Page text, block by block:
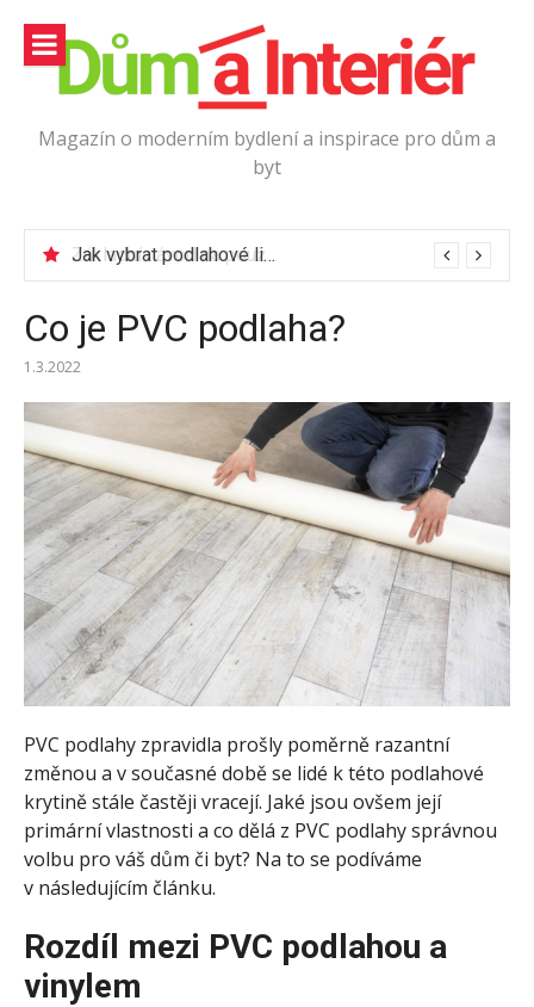
obsah
Magazín o moderním bydlení a inspirace pro dům a
byt
Jak vybrat podlahové lišty?
Co je PVC podlaha?
1.3.2022
PVC podlahy zpravidla prošly poměrně razantní
změnou a v současné době se lidé k této podlahové
krytině stále častěji vracejí. Jaké jsou ovšem její
primární vlastnosti a co dělá z PVC podlahy správnou
volbu pro váš dům či byt? Na to se podíváme
v následujícím článku.
Rozdíl mezi PVC podlahou a
vinylem